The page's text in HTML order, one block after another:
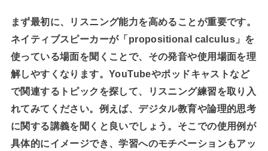
まず最初に、リスニング能力を高めることが重要です。
ネイティブスピーカーが「propositional calculus」を
使っている場面を聞くことで、その発音や使用場面を理
解しやすくなります。YouTubeやポッドキャストなど
で関連するトピックを探して、リスニング練習を取り入
れてみてください。例えば、デジタル教育や論理的思考
に関する講義を聞くと良いでしょう。そこでの使用例が
具体的にイメージでき、学習へのモチベーションもアッ